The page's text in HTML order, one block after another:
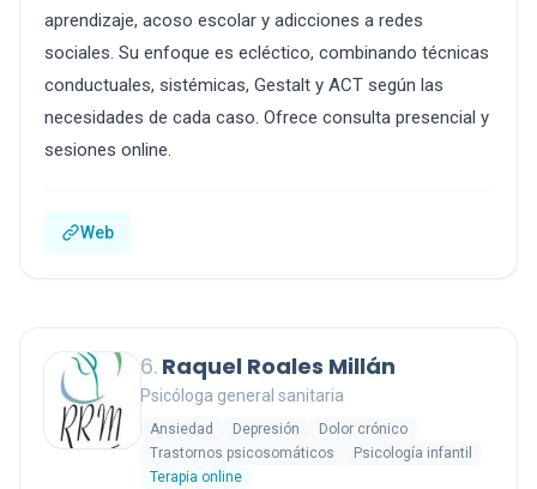
aprendizaje, acoso escolar y adicciones a redes
sociales. Su enfoque es ecléctico, combinando técnicas
conductuales, sistémicas, Gestalt y ACT según las
necesidades de cada caso. Ofrece consulta presencial y
sesiones online.
Web
6. Raquel Roales Millán
Psicóloga general sanitaria
Ansiedad Depresión
Dolor crónico
Trastornos psicosomáticos
Psicología infantil
Terapia online